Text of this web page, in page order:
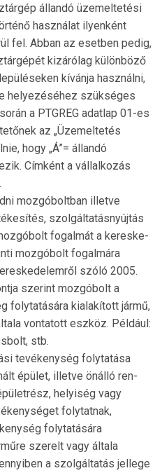
állandó üzemeltetési
használat ilyenként
fel. Abban az esetben pedig,
kizárólag különböző
kívánja használni,
helyezéséhez szükséges
a PTGREG adatlap 01-es
az „Üzemeltetés
hogy „Á”= állandó
Címként a vállalkozás
mozgóboltban illetve
szolgáltatásnyújtás
fogalmát a keres­ke­
mozgóbolt fogalmára
szóló 2005.
szerint mozgóbolt a
folytatására kialakított jármű,
vontatott eszköz. Például:
stb.
tevékenység folytatása
épület, illetve önálló ren­
helyiség vagy
folytatnak,
folytatására
szerelt vagy általa
a szolgáltatás jellege